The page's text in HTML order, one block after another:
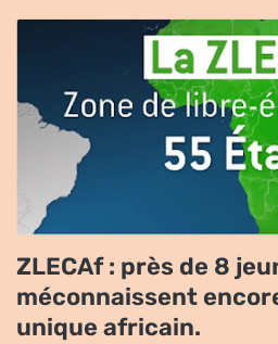
ZLECAf : près de 8
méconnaissent
unique africain.